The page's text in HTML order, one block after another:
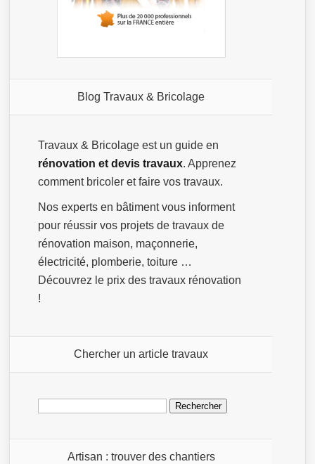
Blog Travaux & Bricolage
Travaux & Bricolage est un guide en
rénovation et devis travaux. Apprenez
comment bricoler et faire vos travaux.
Nos experts en bâtiment vous informent
pour réussir vos projets de travaux de
rénovation maison, maçonnerie,
électricité, plomberie, toiture …
Découvrez le prix des travaux rénovation
!
Chercher un article travaux
Rechercher :
Artisan : trouver des chantiers